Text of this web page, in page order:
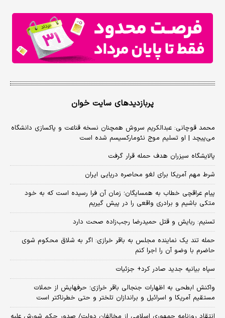
پربازدیدهای سایت خوان
محمد قوچانی: عبدالکریم سروش همچنان نسخه قناعت و پاکسازی دانشگاه
می‌پیچد | او تسلیم موج نئومارکسیسم شده است
پالایشگاه سیزران هدف حمله قرار گرفت
شرط مهم آمریکا برای لغو محاصره دریایی ایران
پیام عراقچی خطاب به همسایگان؛ زمان آن فرا رسیده است که به خود
متکی باشیم و برادری واقعی را در پیش گیریم
تسنیم: ربایش و قتل حمیدرضا رجب‌زاده صحت دارد
حمله تند یک نماینده مجلس به باقر خرازی: اگر به شلاق محکوم شوی
حاضرم با وضو آن را اجرا کنم
سپاه بیانیه جدید صادر کرد+ جزئیات
واکنش ابطحی به اظهارات جنجالی باقر خرازی؛ حرفهایش از حملات
مستقیم آمریکا و اسرائیل و براندازان تلختر و حتی خطرناکتر است